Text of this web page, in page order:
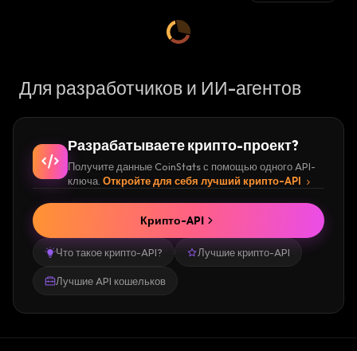
Для разработчиков и ИИ-агентов
Разрабатываете крипто-проект?
Получите данные CoinStats с помощью одного API-
ключа. Откройте для себя лучший крипто-API
Что такое крипто-API? Лучшие крипто-API
Лучшие API кошельков
Крипто-API